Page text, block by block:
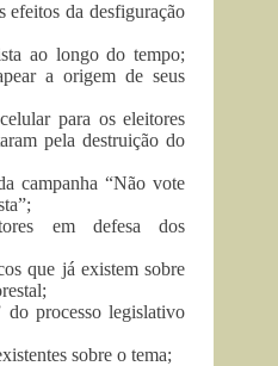
efeitos da desfiguração
ao longo do tempo;
a origem de seus
para os eleitores
pela destruição do
campanha “Não vote
em defesa dos
que já existem sobre
processo legislativo
sobre o tema;